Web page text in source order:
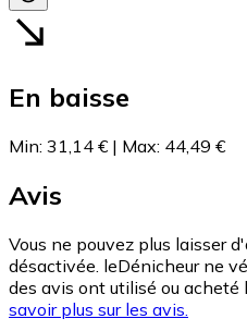
En baisse
Min: 31,14 € | Max: 44,49 €
Avis
Vous ne pouvez plus laisser
désactivée. leDénicheur ne
des avis ont utilisé ou acheté
savoir plus sur les avis.